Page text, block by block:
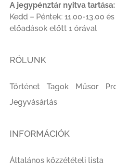
A jegypénztár nyitva tartása:
Kedd – Péntek: 11.00-13.00
előadások előtt 1 órával
RÓLUNK
Történet Tagok Műsor
Jegyvásárlás
INFORMÁCIÓK
Általános közzétételi lista